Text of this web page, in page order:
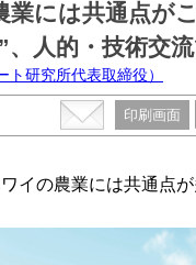
業には共通点が
、人的・技術交
ト研究所代表取締役）
印刷画面
イの農業には共通点が